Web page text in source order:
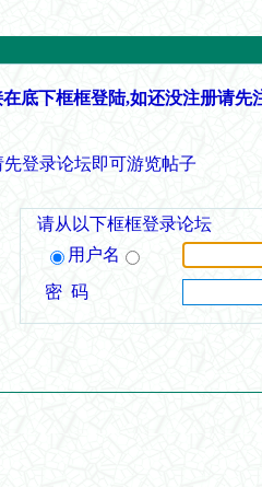
底下框框登陆,如还没注册请先
登录论坛即可游览帖子
请从以下框框登录论坛
用户名
密 码